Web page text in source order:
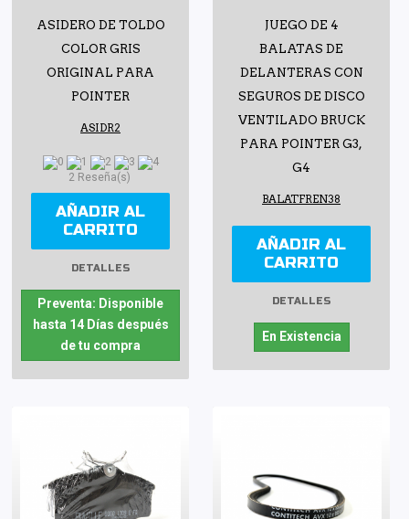
ASIDERO DE TOLDO
COLOR GRIS
ORIGINAL PARA
POINTER
ASIDR2
2 Reseña(s)
AÑADIR AL
CARRITO
DETALLES
Preventa: Disponible
hasta 14 Días después
de tu compra
JUEGO DE 4
BALATAS DE
DELANTERAS CON
SEGUROS DE DISCO
VENTILADO BRUCK
PARA POINTER G3,
G4
BALATFREN38
AÑADIR AL
CARRITO
DETALLES
En Existencia